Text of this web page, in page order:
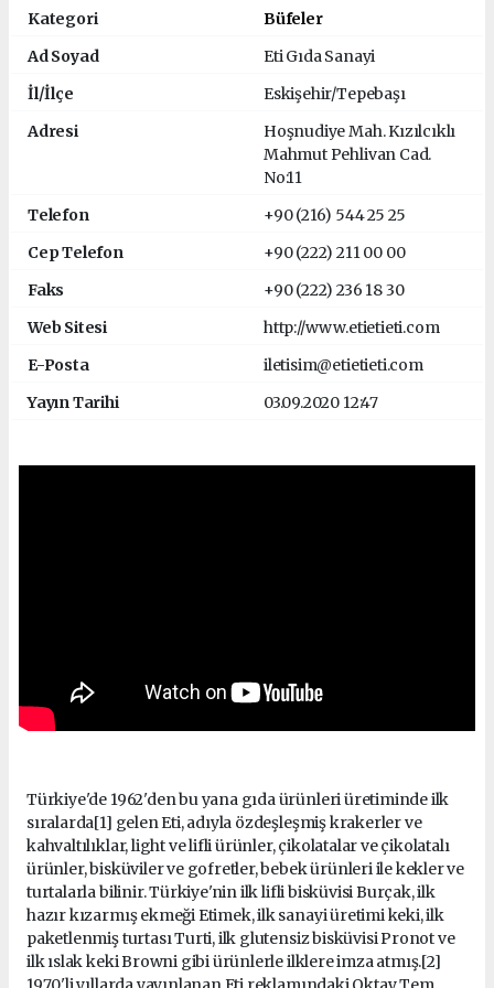
Kategori
Büfeler
Ad Soyad
Eti Gıda Sanayi
İl/İlçe
Eskişehir/Tepebaşı
Adresi
Hoşnudiye Mah. Kızılcıklı
Mahmut Pehlivan Cad.
No:11
Telefon
+90 (216) 544 25 25
Cep Telefon
+90 (222) 211 00 00
Faks
+90 (222) 236 18 30
Web Sitesi
http://www.etietieti.com
E-Posta
iletisim@etietieti.com
Yayın Tarihi
03.09.2020 12:47
Türkiye'de 1962'den bu yana gıda ürünleri üretiminde ilk
sıralarda[1] gelen Eti, adıyla özdeşleşmiş krakerler ve
kahvaltılıklar, light ve lifli ürünler, çikolatalar ve çikolatalı
ürünler, bisküviler ve gofretler, bebek ürünleri ile kekler ve
turtalarla bilinir. Türkiye'nin ilk lifli bisküvisi Burçak, ilk
hazır kızarmış ekmeği Etimek, ilk sanayi üretimi keki, ilk
paketlenmiş turtası Turti, ilk glutensiz bisküvisi Pronot ve
ilk ıslak keki Browni gibi ürünlerle ilklere imza atmış.[2]